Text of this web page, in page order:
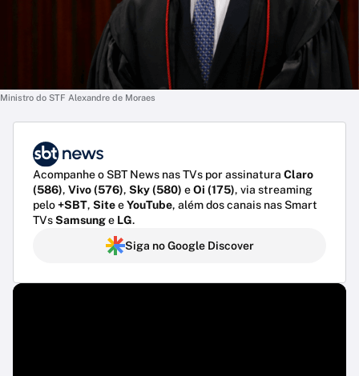
Ministro do STF Alexandre de Moraes
Acompanhe o SBT News nas TVs por assinatura Claro
(586), Vivo (576), Sky (580) eOi (175), via streaming
pelo+SBT, SiteeYouTube, além dos canais nas Smart
TVsSamsunge LG.
Siga no Google Discover